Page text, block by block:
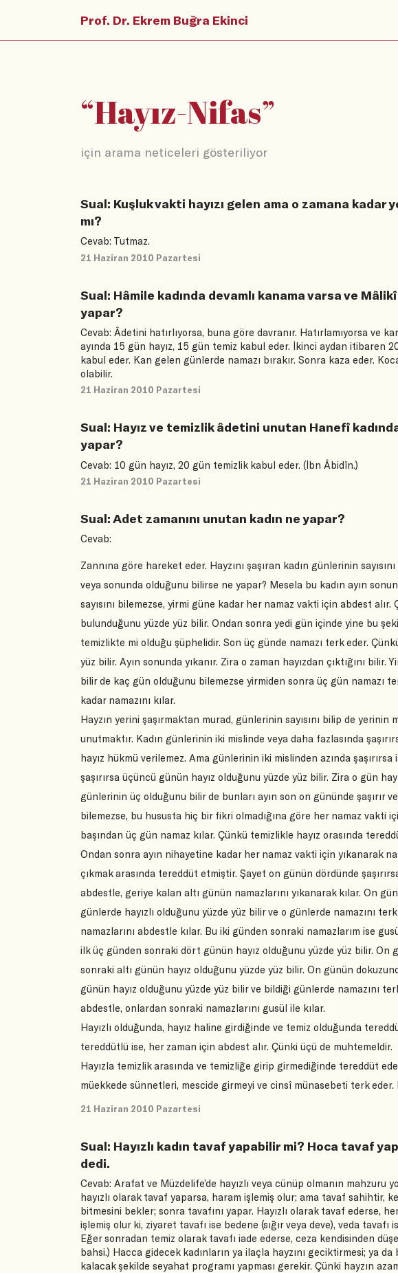
Prof. Dr. Ekrem Buğra Ekinci
“Hayız-Nifas”
için arama neticeleri gösteriliyor
Sual: Kuşluk vakti hayızı gelen ama o zamana kadar
mı?
Cevab: Tutmaz.
21 Haziran 2010 Pazartesi
Sual: Hâmile kadında devamlı kanama varsa ve
yapar?
Cevab: Âdetini hatırlıyorsa, buna göre davranır. Hatırlamıyorsa ve
ayında 15 gün hayız, 15 gün temiz kabul eder. İkinci aydan itibaren
kabul eder. Kan gelen günlerde namazı bırakır. Sonra kaza eder.
olabilir.
21 Haziran 2010 Pazartesi
Sual: Hayız ve temizlik âdetini unutan Hanefî
yapar?
Cevab: 10 gün hayız, 20 gün temizlik kabul eder. (İbn Âbidîn.)
21 Haziran 2010 Pazartesi
Sual: Adet zamanını unutan kadın ne yapar?
Cevab:
Zannına göre hareket eder. Hayzını şaşıran kadın günlerinin
veya sonunda olduğunu bilirse ne yapar? Mesela bu kadın ayın
sayısını bilemezse, yirmi güne kadar her namaz vakti için abdest
bulunduğunu yüzde yüz bilir. Ondan sonra yedi gün içinde yine bu
temizlikte mi olduğu şüphelidir. Son üç günde namazı terk eder.
yüz bilir. Ayın sonunda yıkanır. Zira o zaman hayızdan çıktığını
bilir de kaç gün olduğunu bilemezse yirmiden sonra üç gün namazı
kadar namazını kılar.
Hayzın yerini şaşırmaktan murad, günlerinin sayısını bilip de yerinin
unutmaktır. Kadın günlerinin iki mislinde veya daha fazlasında
hayız hükmü verilemez. Ama günlerinin iki mislinden azında
şaşırırsa üçüncü günün hayız olduğunu yüzde yüz bilir. Zira o gün
günlerinin üç olduğunu bilir de bunları ayın son on gününde şaşırır
bilemezse, bu hususta hiç bir fikri olmadığına göre her namaz vakti
başından üç gün namaz kılar. Çünkü temizlikle hayız orasında
Ondan sonra ayın nihayetine kadar her namaz vakti için yıkanarak
çıkmak arasında tereddüt etmiştir. Şayet on günün dördünde
abdestle, geriye kalan altı günün namazlarını yıkanarak kılar. On
günlerde hayızlı olduğunu yüzde yüz bilir ve o günlerde namazını
namazlarını abdestle kılar. Bu iki günden sonraki namazlarım ise
ilk üç günden sonraki dört günün hayız olduğunu yüzde yüz bilir. On
sonraki altı günün hayız olduğunu yüzde yüz bilir. On günün
günün hayız olduğunu yüzde yüz bilir ve bildiği günlerde namazını
abdestle, onlardan sonraki namazlarını gusül ile kılar.
Hayızlı olduğunda, hayız haline girdiğinde ve temiz olduğunda
tereddütlü ise, her zaman için abdest alır. Çünki üçü de muhtemeldir.
Hayızla temizlik arasında ve temizliğe girip girmediğinde tereddüt
müekkede sünnetleri, mescide girmeyi ve cinsî münasebeti terk
21 Haziran 2010 Pazartesi
Sual: Hayızlı kadın tavaf yapabilir mi? Hoca tavaf
dedi.
Cevab: Arafat ve Müzdelife’de hayızlı veya cünüp olmanın mahzuru
hayızlı olarak tavaf yaparsa, haram işlemiş olur; ama tavaf sahihtir,
bitmesini bekler; sonra tavafını yapar. Hayızlı olarak tavaf ederse,
işlemiş olur ki, ziyaret tavafı ise bedene (sığır veya deve), veda
Eğer sonradan temiz olarak tavafı iade ederse, ceza kendisinden
bahsi.) Hacca gidecek kadınların ya ilaçla hayzını geciktirmesi; ya
kalacak şekilde seyahat programı yapması gerekir. Çünki hayzın